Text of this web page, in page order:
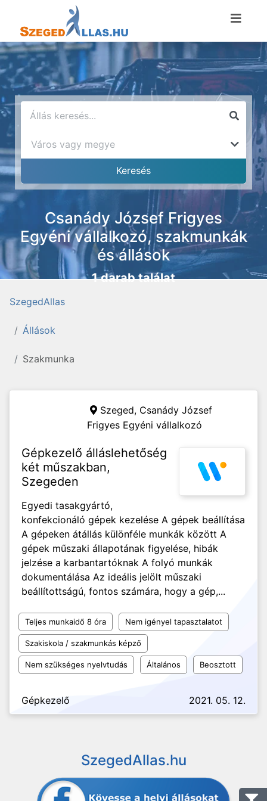
Csanády József Frigyes
Egyéni vállalkozó, szakmunkák
és állások
1 darab találat
SzegedAllas
Állások
Szakmunka
Szeged, Csanády József
Frigyes Egyéni vállalkozó
Gépkezelő álláslehetőség
két műszakban,
Szegeden
Egyedi tasakgyártó,
konfekcionáló gépek kezelése A gépek beállítása
A gépeken átállás különféle munkák között A
gépek műszaki állapotának figyelése, hibák
jelzése a karbantartóknak A folyó munkák
dokumentálása Az ideális jelölt műszaki
beállítottságú, fontos számára, hogy a gép,...
Teljes munkaidő 8 óra Nem igényel tapasztalatot
Szakiskola / szakmunkás képző
Nem szükséges nyelvtudás Általános Beosztott
Gépkezelő 2021. 05. 12.
SzegedAllas.hu